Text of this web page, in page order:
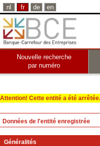
nl fr de en
Nouvelle recherche
par numéro
Attention! Cette entité a été
Données de l'entité enregistrée
Généralités